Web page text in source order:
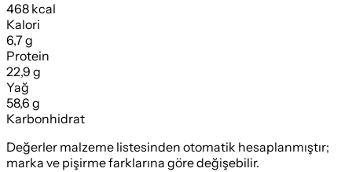
468 kcal
Kalori
6,7 g
Protein
22,9 g
Yağ
58,6 g
Karbonhidrat
Değerler malzeme listesinden otomatik hesaplanmıştır;
marka ve pişirme farklarına göre değişebilir.